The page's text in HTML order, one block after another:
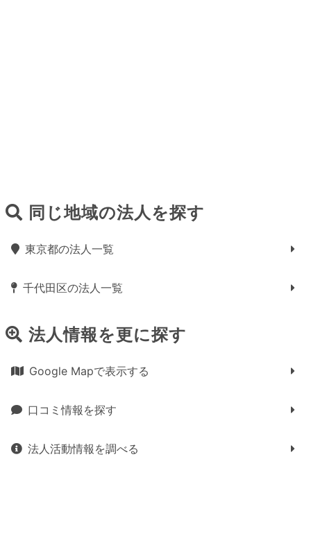
同じ地域の法人を探す
東京都の法人一覧
千代田区の法人一覧
法人情報を更に探す
Google Mapで表示する
口コミ情報を探す
法人活動情報を調べる